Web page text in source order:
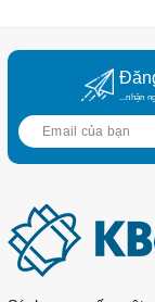
...nhận